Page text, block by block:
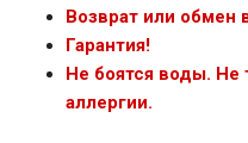
Возврат или обмен
Гарантия!
Не боятся воды.
аллергии.